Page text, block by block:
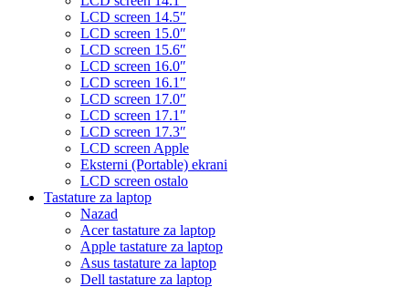
LCD screen 14.5″
LCD screen 15.0″
LCD screen 15.6″
LCD screen 16.0″
LCD screen 16.1″
LCD screen 17.0″
LCD screen 17.1″
LCD screen 17.3″
LCD screen Apple
Eksterni (Portable) ekrani
LCD screen ostalo
Tastature za laptop
Nazad
Acer tastature za laptop
Apple tastature za laptop
Asus tastature za laptop
Dell tastature za laptop